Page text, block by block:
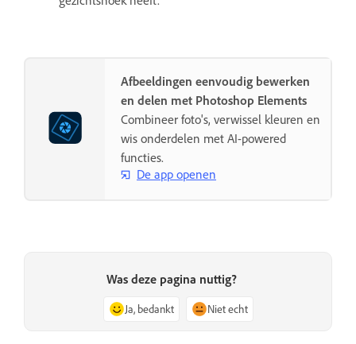
Afbeeldingen eenvoudig bewerken
en delen met Photoshop Elements
Combineer foto's, verwissel kleuren en
wis onderdelen met AI-powered
functies.
De app openen
Was deze pagina nuttig?
Ja, bedankt Niet echt